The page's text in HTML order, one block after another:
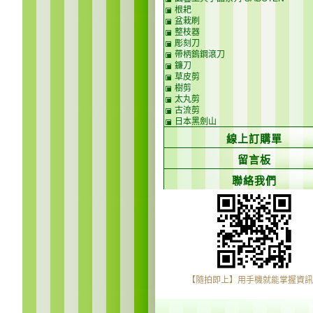
根耙
盆栽刷
整枝器
彫刻刀
帶柄鎢鋼滾刀
鐮刀
草皮剪
樹剪
太丸剪
古流剪
日本黑劍山
線上訂購單
留言板
聯絡我們
【隨拍即上】用手機就能掌握資